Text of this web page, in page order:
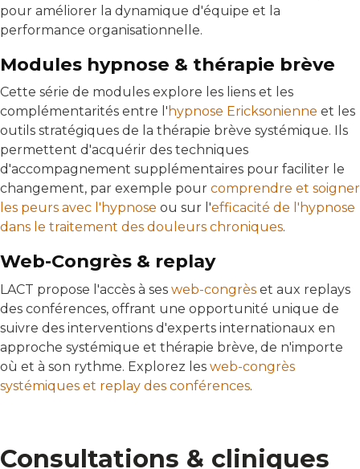
pour améliorer la dynamique d'équipe et la
performance organisationnelle.
Modules hypnose & thérapie brève
Cette série de modules explore les liens et les
complémentarités entre l' hypnose Ericksonienne et les
outils stratégiques de la thérapie brève systémique. Ils
permettent d'acquérir des techniques
d'accompagnement supplémentaires pour faciliter le
changement, par exemple pour comprendre et soigner
les peurs avec l'hypnose ou sur l'efficacité de l'hypnose
dans le traitement des douleurs chroniques.
Web-Congrès & replay
LACT propose l'accès à ses web-congrès et aux replays
des conférences, offrant une opportunité unique de
suivre des interventions d'experts internationaux en
approche systémique et thérapie brève, de n'importe
où et à son rythme. Explorez les web-congrès
systémiques et replay des conférences.
Consultations & cliniques